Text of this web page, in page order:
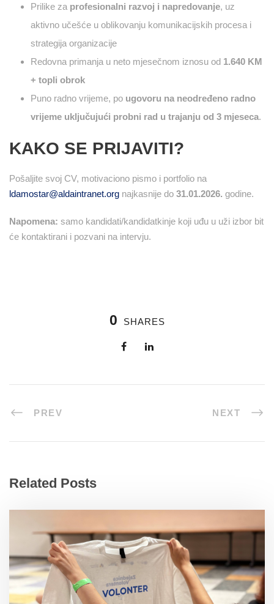
Prilike za profesionalni razvoj i napredovanje, uz
aktivno učešće u oblikovanju komunikacijskih procesa i
strategija organizacije
Redovna primanja u neto mjesečnom iznosu od 1.640 KM
+ topli obrok
Puno radno vrijeme, po ugovoru na neodređeno radno
vrijeme uključujući probni rad u trajanju od 3 mjeseca.
KAKO SE PRIJAVITI?
Pošaljite svoj CV, motivaciono pismo i portfolio na
ldamostar@aldaintranet.org najkasnije do 31.01.2026. godine.
Napomena: samo kandidati/kandidatkinje koji uđu u uži izbor bit
će kontaktirani i pozvani na intervju.
0 SHARES
PREV NEXT
Related Posts